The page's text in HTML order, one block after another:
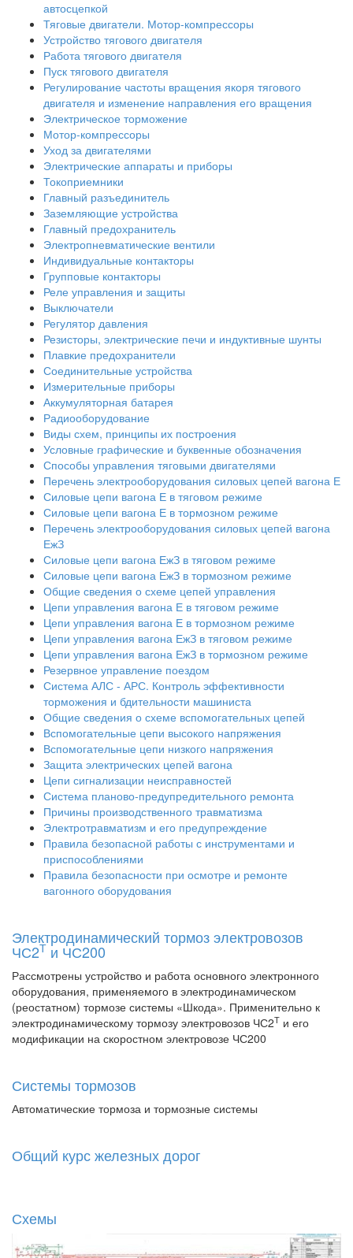
автосцепкой
Тяговые двигатели. Мотор-компрессоры
Устройство тягового двигателя
Работа тягового двигателя
Пуск тягового двигателя
Регулирование частоты вращения якоря тягового
двигателя и изменение направления его вращения
Электрическое торможение
Мотор-компрессоры
Уход за двигателями
Электрические аппараты и приборы
Токоприемники
Главный разъединитель
Заземляющие устройства
Главный предохранитель
Электропневматические вентили
Индивидуальные контакторы
Групповые контакторы
Реле управления и защиты
Выключатели
Регулятор давления
Резисторы, электрические печи и индуктивные шунты
Плавкие предохранители
Соединительные устройства
Измерительные приборы
Аккумуляторная батарея
Радиооборудование
Виды схем, принципы их построения
Условные графические и буквенные обозначения
Способы управления тяговыми двигателями
Перечень электрооборудования силовых цепей вагона Е
Силовые цепи вагона Е в тяговом режиме
Силовые цепи вагона Е в тормозном режиме
Перечень электрооборудования силовых цепей вагона
ЕжЗ
Силовые цепи вагона ЕжЗ в тяговом режиме
Силовые цепи вагона ЕжЗ в тормозном режиме
Общие сведения о схеме цепей управления
Цепи управления вагона Е в тяговом режиме
Цепи управления вагона Е в тормозном режиме
Цепи управления вагона ЕжЗ в тяговом режиме
Цепи управления вагона ЕжЗ в тормозном режиме
Резервное управление поездом
Система АЛС - АРС. Контроль эффективности
торможения и бдительности машиниста
Общие сведения о схеме вспомогательных цепей
Вспомогательные цепи высокого напряжения
Вспомогательные цепи низкого напряжения
Защита электрических цепей вагона
Цепи сигнализации неисправностей
Система планово-предупредительного ремонта
Причины производственного травматизма
Электротравматизм и его предупреждение
Правила безопасной работы с инструментами и
приспособлениями
Правила безопасности при осмотре и ремонте
вагонного оборудования
Электродинамический тормоз электровозов
ЧС2Т и ЧС200
Рассмотрены устройство и работа основного электронного
оборудования, применяемого в электродинамическом
(реостатном) тормозе системы «Шкода». Применительно к
электродинамическому тормозу электровозов ЧС2Т и его
модификации на скоростном электровозе ЧС200
Системы тормозов
Автоматические тормоза и тормозные системы
Общий курс железных дорог
Схемы